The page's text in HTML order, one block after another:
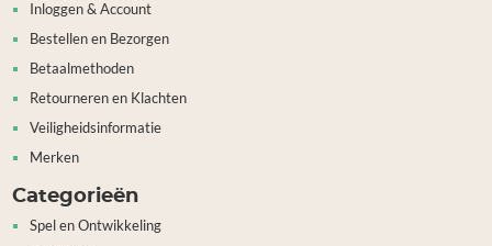
Inloggen & Account
Bestellen en Bezorgen
Betaalmethoden
Retourneren en Klachten
Veiligheidsinformatie
Merken
Categorieën
Spel en Ontwikkeling